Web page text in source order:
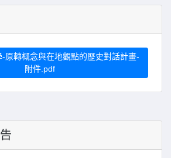
原轉概念與在地觀點的歷史對話計畫-
附件.pdf